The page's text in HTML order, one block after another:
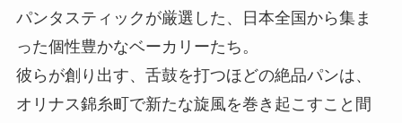
パンタスティックが厳選した、日本全国から集ま
った個性豊かなベーカリーたち。
彼らが創り出す、舌鼓を打つほどの絶品パンは、
オリナス錦糸町で新たな旋風を巻き起こすこと間